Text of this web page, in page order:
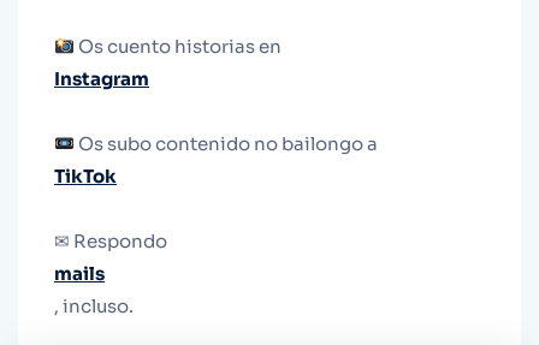
Os cuento historias en
Instagram
Os subo contenido no bailongo a
TikTok
✉ Respondo
mails
, incluso.